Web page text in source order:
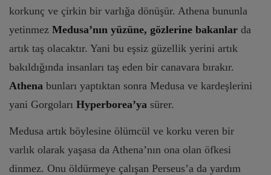
korkunç ve çirkin bir varlığa dönüşür. Athena bununla
yetinmez Medusa’nın yüzüne, gözlerine bakanlar da
artık taş olacaktır. Yani bu eşsiz güzellik yerini artık
bakıldığında insanları taş eden bir canavara bırakır.
Athena bunları yaptıktan sonra Medusa ve kardeşlerini
yani Gorgoları Hyperborea’ya sürer.
Medusa artık böylesine ölümcül ve korku veren bir
varlık olarak yaşasa da Athena’nın ona olan öfkesi
dinmez. Onu öldürmeye çalışan Perseus’a da yardım